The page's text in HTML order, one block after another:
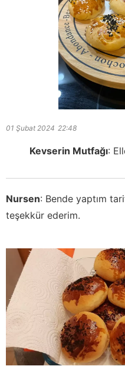
01 Şubat 2024 22:48
Kevserin Mutfağı:
Nursen: Bende yaptım
teşekkür ederim.